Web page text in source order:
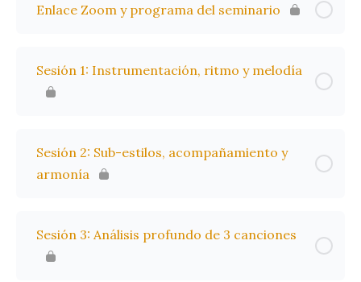
Enlace Zoom y programa del seminario
Sesión 1: Instrumentación, ritmo y melodía
Sesión 2: Sub-estilos, acompañamiento y
armonía
Sesión 3: Análisis profundo de 3 canciones